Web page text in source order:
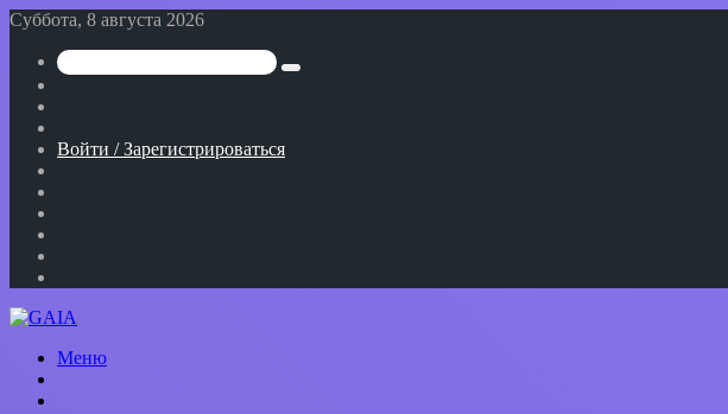
Суббота, 8 августа 2026
Искать
статья
Войти / Зарегистрироваться
Меню